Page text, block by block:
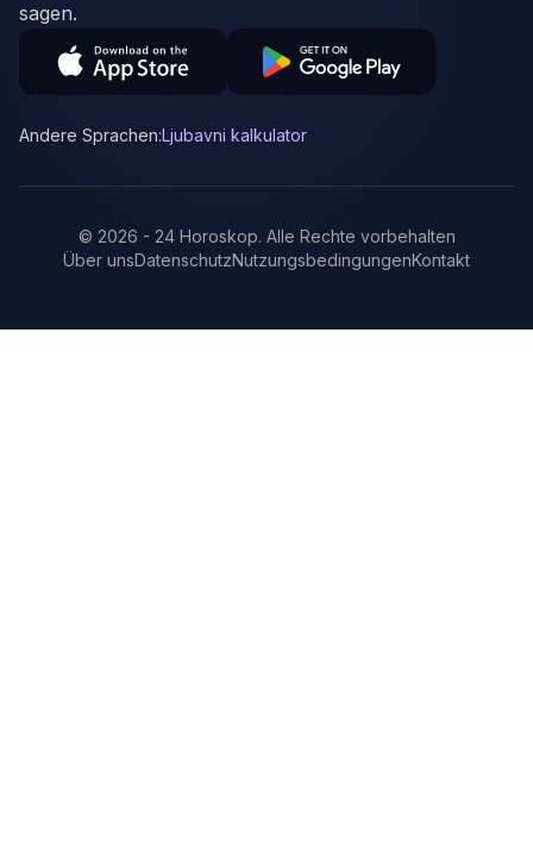
sagen.
Andere Sprachen:Ljubavni kalkulator
© 2026 - 24 Horoskop. Alle Rechte vorbehalten
Über unsDatenschutzNutzungsbedingungenKontakt